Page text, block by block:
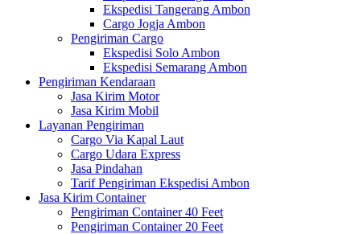
Ekspedisi Tangerang Ambon
Cargo Jogja Ambon
Pengiriman Cargo
Ekspedisi Solo Ambon
Ekspedisi Semarang Ambon
Pengiriman Kendaraan
Jasa Kirim Motor
Jasa Kirim Mobil
Layanan Pengiriman
Cargo Via Kapal Laut
Cargo Udara Express
Jasa Pindahan
Tarif Pengiriman Ekspedisi Ambon
Jasa Kirim Container
Pengiriman Container 40 Feet
Pengiriman Container 20 Feet